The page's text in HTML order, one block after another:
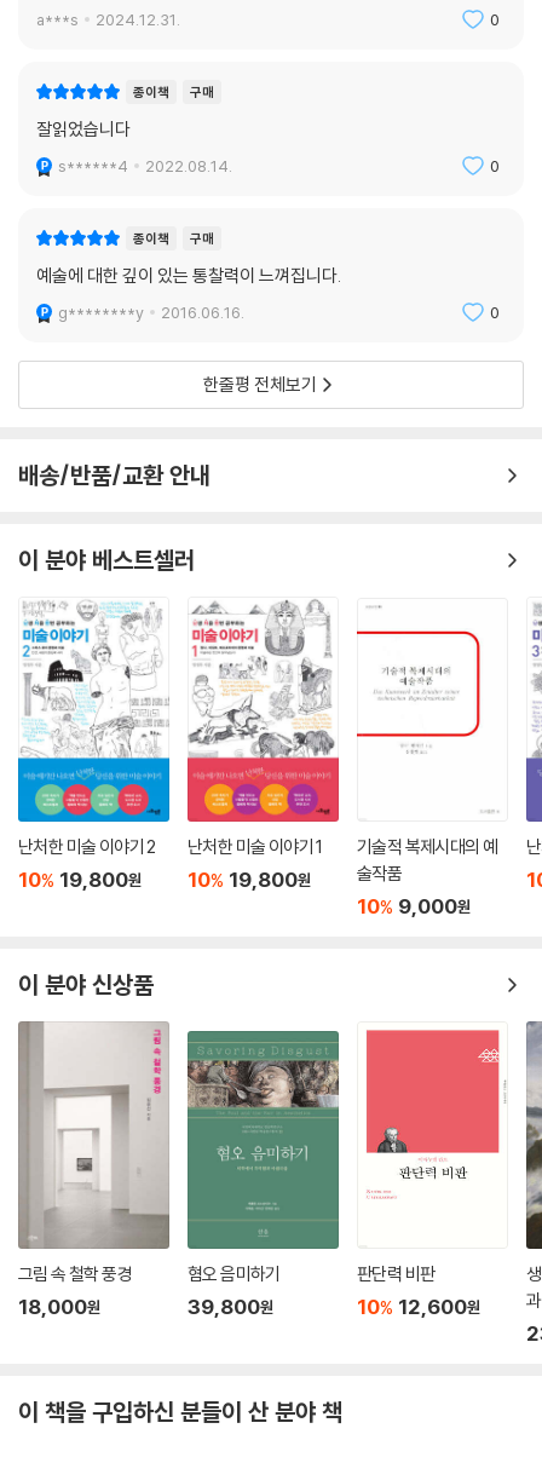
중에서
해먼스는 칸트에게 2008년이 되면 그의 설치 작품은 예술이 되어 있을 거
라고 말할 수 있다. 로코코 시대에 워홀의 ---「캠벨 수프 통조림〉이 예술이
있다. 1961년에는 미국의 모든 사람이 그 수프 통조림을 익히 알고 있었지
람이 익히 알 만한 포장된 상품 . 이 아니었을 것이다. 1761년에 그것은 팝
아트가 아니었을 테다. 1761년에 그것은 1961년과 같은 의미를 가질 수 없
었다. 미술은 본질상 미술사적이다. 칸트 시대에 미술은 특별히 취급되어
미술관에 보존되는 것이 운명이었다. ---「칸트와 예술작품」중에서
나는 25년 동안 《네이션》에서 미술평론가로 활동하면서, 대부분의 뉴욕
평론가들이 갖고 있는 보수적인 취향과 다르게 설명하고자 노력했다. 나의
의 나의 역할은 이 작품이 무엇에 관한 것인가 ? 무엇을 의미하는가 ? 를
말을 다룬 헤겔의 논의에서 배웠다.
하려고도 했다고 지적한다. 이는 제 몸에 이상이 생긴 것에 직감적으로 반
주인만이 느낄 수 있기 때문이다. 이러한 ‘육화된 마음’은 유럽의 회화에서
풍부하게 드러난다. 푸생의 〈성가족〉 같은 그림을 볼 때 우리는 성 요셉과
성모마리아, 아기 예수에 대한 배경지식이 없더라도 육아에 노곤한 아버
되었지만, 예술로 구현되는 양상은 고대 그리스 때나 지금이나 다를 바가
없다.
예술이 시대와 장르를 초월하여 늘 단일한 것임을 증명한다
각 파라고네가 이어졌지만, 19세기에 사진술이 발명된 이후로 ‘눈에 보이
을지언정 인상파를 위시한 근대 이후의 미술들이 발달하기 시작한 그 맹아
가 바로 사진의 출현이라고 해도 과언이 아니다. 단토는 그 덕분에 ‘이것도
예술인가?’ 싶은 작품들이 등장했음을 지적하며 수천 년간 이어져 온 예술
의 본질에 대한 고찰을 구체화하는 데에 사진이 엄청난 기여를 했다고 말
한다. ‘눈에 보이는 그대로’가 아니게 된 예술작품들을 통해 사람들은 그 너
머 작가의 의도를 고민하게 된 것이다.
5장 〈칸트와 예술작품〉은 칸트가 《판단력 비판》에서 논한 칸트의 예술 관
념에 관해 이야기한다. 단토는 칸트가 《판단력 비판》에서 미적 판단에 대
해 취향 등의 ‘아름다움’과 전혀 무관한 ‘정신’을 이야기한다는 데에 주목한
다. 기교적으로 완벽한 도메니키노의 그림이 도메니키노 고유의 착상으로
그려진 것이 아니라던 당시의 논란은 ‘정신’의 부족에 대한 완벽한 사례다.
도메니키노의 그림은 아름답지만 지금 그의 그림은 당시만큼 찬미되지 못
한다. 반면 아름다움을 놓고 봤을 때 추하기까지 한 현대미술작품도 시대
이 될 수 있다. 이는 헤겔이 《미학 강의》에서 자연미와 구분한 ‘예술미’와도
통하는 개념으로, 예술작품에 화가가 자신의 천재성을 발휘해 구현해낸 어
떠한 의미를 일컫는다는 점에서 이 책을 관통하는 단토의 예술에 대한 생
각, ‘구현된 의미’와 이어진다.
마지막으로 〈미학의 미래〉를 이야기하는 6장에서 단토는 다시금 〈브릴로
상자〉로 돌아온다. 레디메이드의 뒤샹과 워홀 이후, 미학은 이제 어디로 나
아가야 할까? 먼저 단토는 그간 예술철학의 부속 정도로 취급받아온 미학
이 다시금 예술 분석의 한복판에서 재조명받는 학계의 분위기를 언급하며,
〈브릴로 상자〉 이후 철학자로서 예술과 미적 가치에 대해 이야기해온 단토
가 자기 논의에 정당성을 부여한다. 그는 “망막적인 것”으로 상징되는 모
든 심미적인 아름다움을 예술로부터 분리하려 한 뒤샹의 견해를 인용하며,
브릴로 포장 상자와 〈브릴로 상자〉가 지각적으로 같다고 해서 존재론적으
로, 즉 철학적으로 같은 것은 아니라고 강조한다. 그런 맥락에서 현대 예술
래’다.
a***s 2024.12.31. 0
종이책 구매
잘읽었습니다
s******4 2022.08.14. 0
종이책 구매
예술에 대한 깊이 있는 통찰력이 느껴집니다.
g********y 2016.06.16. 0
한줄평 전체보기
배송/반품/교환 안내
이 분야 베스트셀러
난처한 미술 이야기 2
10% 19,800원
난처한 미술 이야기 1
10% 19,800원
기술적 복제시대의 예
술작품
10% 9,000원
이 분야 신상품
그림 속 철학 풍경
18,000원
혐오 음미하기
39,800원
판단력 비판
10% 12,600원
이 책을 구입하신 분들이 산 분야 책